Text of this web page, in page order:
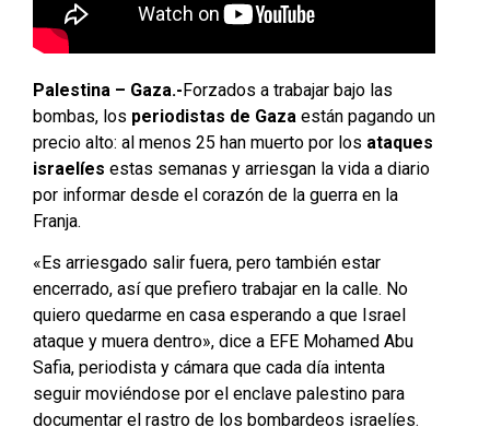
Palestina – Gaza.-Forzados a trabajar bajo las
bombas, los periodistas de Gaza están pagando un
precio alto: al menos 25 han muerto por los ataques
israelíes estas semanas y arriesgan la vida a diario
por informar desde el corazón de la guerra en la
Franja.
«Es arriesgado salir fuera, pero también estar
encerrado, así que prefiero trabajar en la calle. No
quiero quedarme en casa esperando a que Israel
ataque y muera dentro», dice a EFE Mohamed Abu
Safia, periodista y cámara que cada día intenta
seguir moviéndose por el enclave palestino para
documentar el rastro de los bombardeos israelíes.